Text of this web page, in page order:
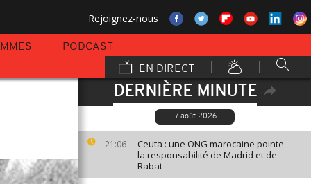
Rejoignez-nous
PODCAST
EN DIRECT
DERNIÈRE MINUTE
7 août 2026
21:06
Ceuta : une ONG marocaine pointe
la responsabilité de Madrid et de
Rabat